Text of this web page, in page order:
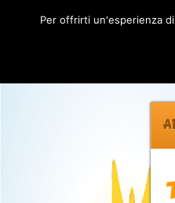
Per offrirti un'esperienza